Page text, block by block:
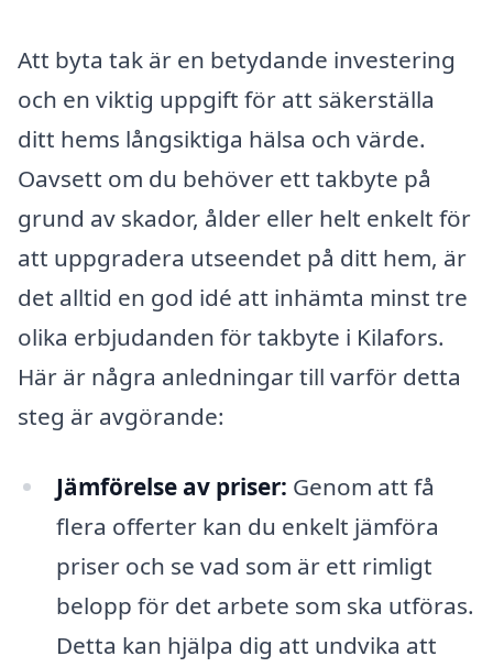
Att byta tak är en betydande investering
och en viktig uppgift för att säkerställa
ditt hems långsiktiga hälsa och värde.
Oavsett om du behöver ett takbyte på
grund av skador, ålder eller helt enkelt för
att uppgradera utseendet på ditt hem, är
det alltid en god idé att inhämta minst tre
olika erbjudanden för takbyte i Kilafors.
Här är några anledningar till varför detta
steg är avgörande:
Jämförelse av priser: Genom att få
flera offerter kan du enkelt jämföra
priser och se vad som är ett rimligt
belopp för det arbete som ska utföras.
Detta kan hjälpa dig att undvika att